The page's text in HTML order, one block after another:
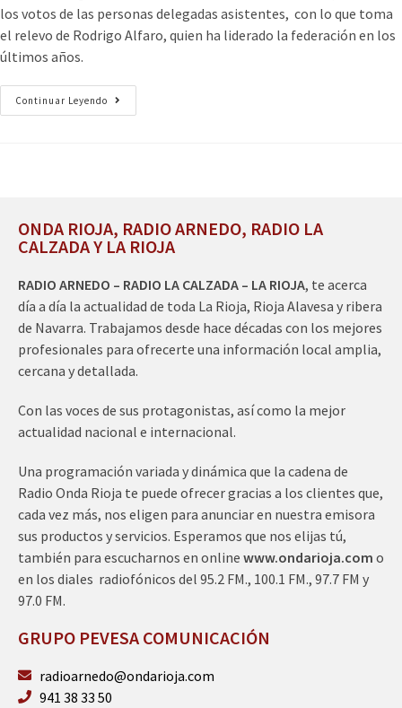
los votos de las personas delegadas asistentes, con lo que toma
el relevo de Rodrigo Alfaro, quien ha liderado la federación en los
últimos años.
Continuar Leyendo
ONDA RIOJA, RADIO ARNEDO, RADIO LA
CALZADA Y LA RIOJA
RADIO ARNEDO – RADIO LA CALZADA – LA RIOJA, te acerca
día a día la actualidad de toda La Rioja, Rioja Alavesa y ribera
de Navarra. Trabajamos desde hace décadas con los mejores
profesionales para ofrecerte una información local amplia,
cercana y detallada.
Con las voces de sus protagonistas, así como la mejor
actualidad nacional e internacional.
Una programación variada y dinámica que la cadena de
Radio Onda Rioja te puede ofrecer gracias a los clientes que,
cada vez más, nos eligen para anunciar en nuestra emisora
sus productos y servicios. Esperamos que nos elijas tú,
también para escucharnos en online www.ondarioja.com o
en los diales radiofónicos del 95.2 FM., 100.1 FM., 97.7 FM y
97.0 FM.
GRUPO PEVESA COMUNICACIÓN
radioarnedo@ondarioja.com
941 38 33 50